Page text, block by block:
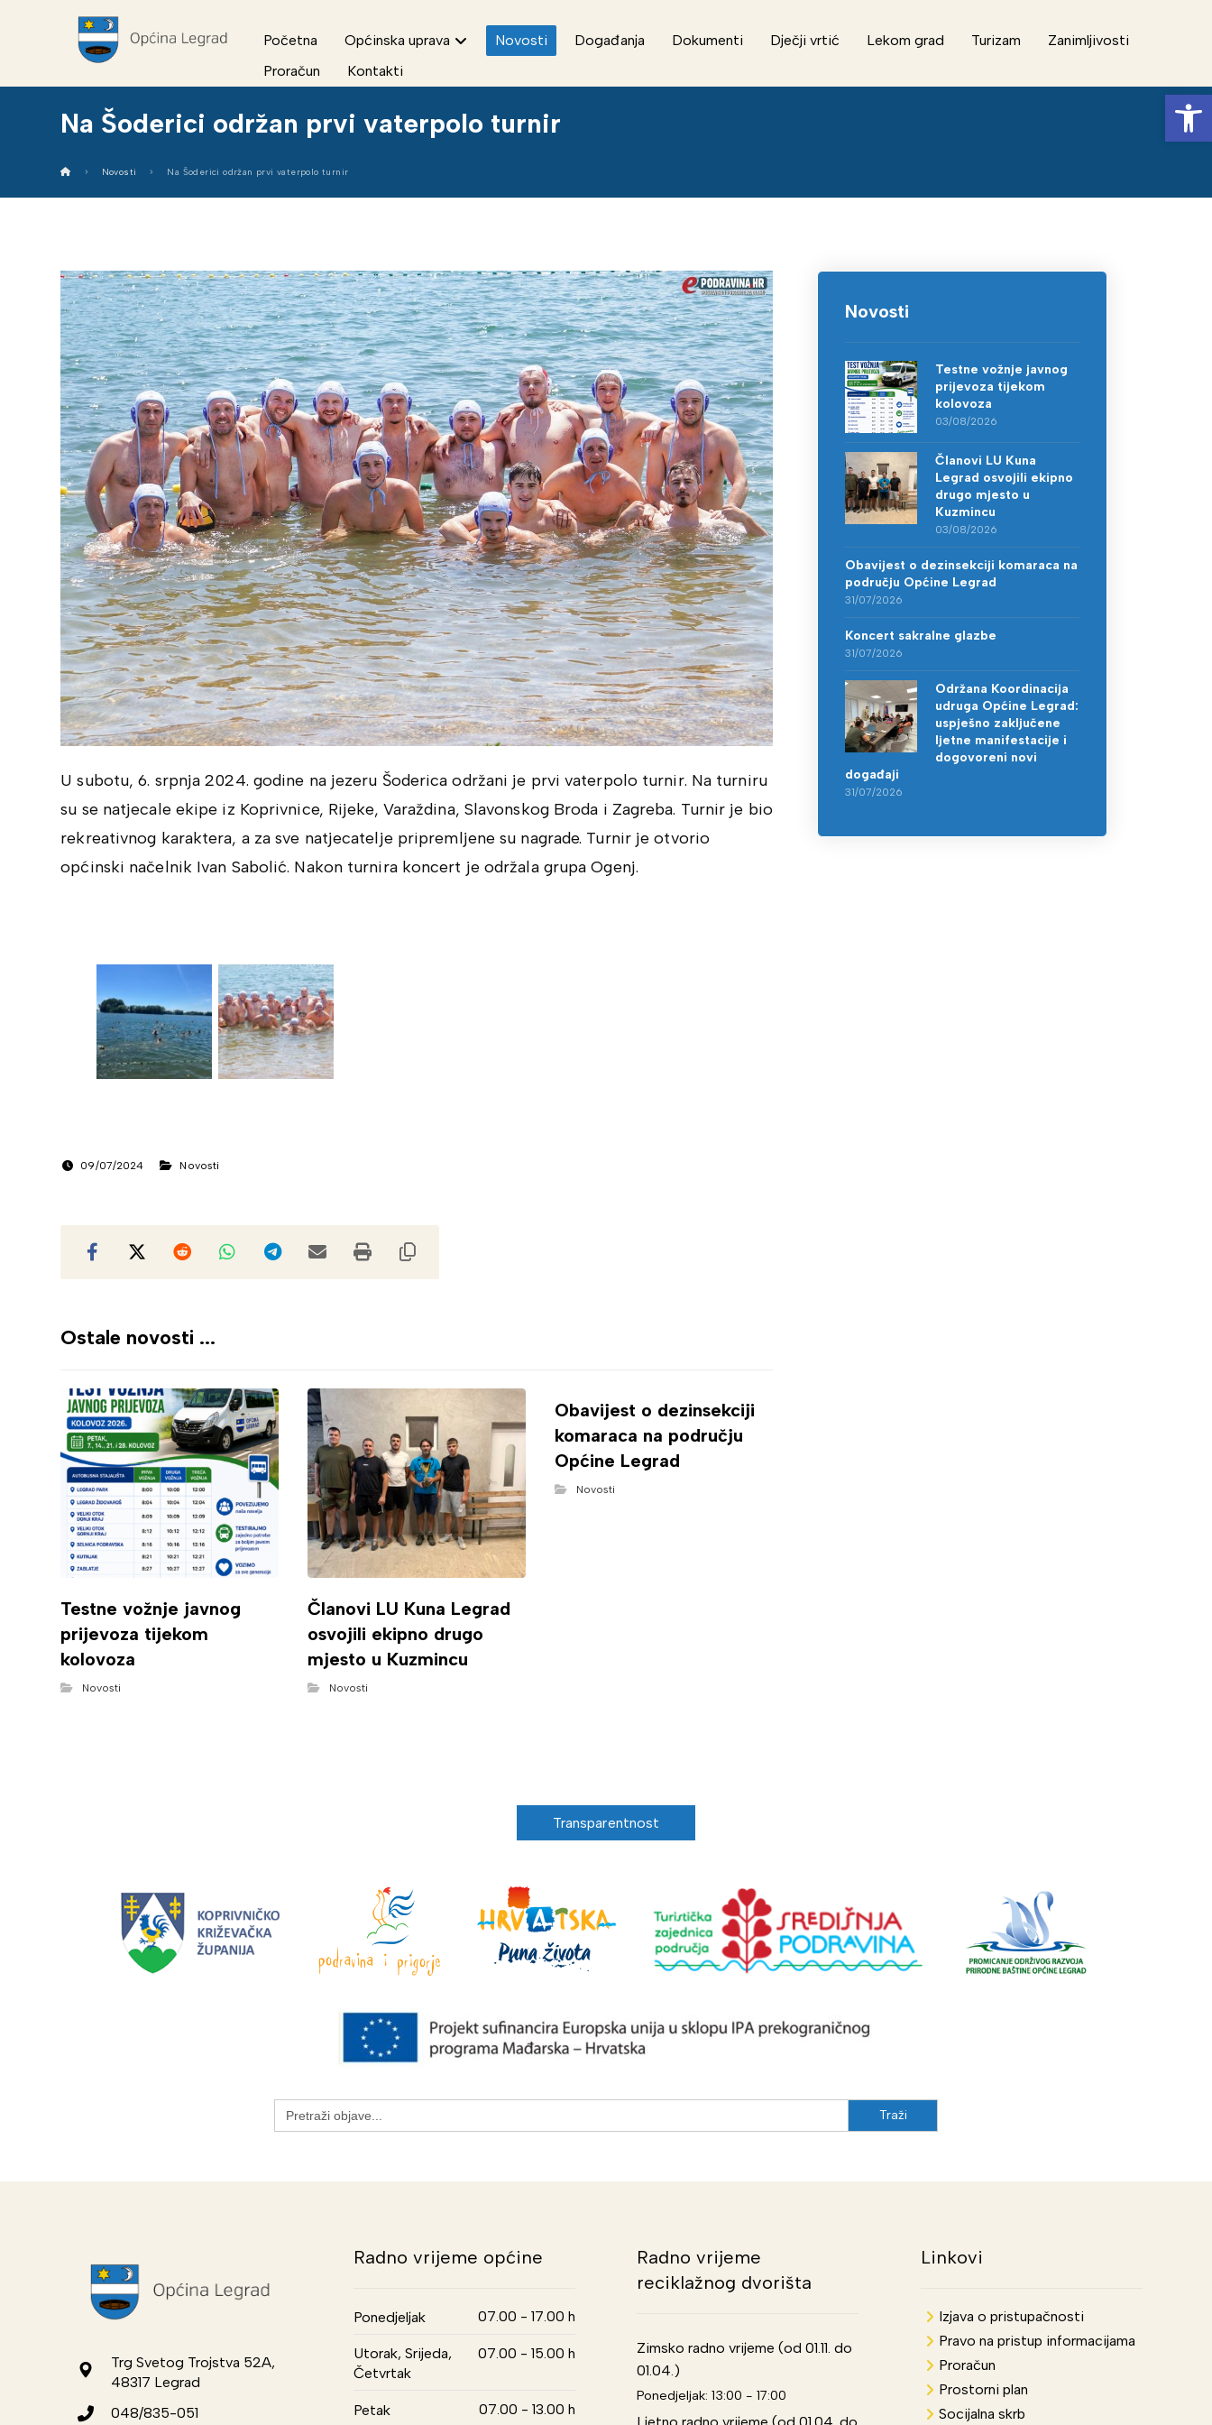
Početna Općinska uprava Novosti Događanja Dokumenti Dječji vrtić Lekom grad Turizam
Zanimljivosti
Proračun
Kontakti
Na Šoderici održan prvi vaterpolo turnir
Novosti Na Šoderici održan prvi vaterpolo turnir
U subotu, 6. srpnja 2024. godine na jezeru Šoderica održani je prvi vaterpolo turnir. Na turniru
su se natjecale ekipe iz Koprivnice, Rijeke, Varaždina, Slavonskog Broda i Zagreba. Turnir je bio
rekreativnog karaktera, a za sve natjecatelje pripremljene su nagrade. Turnir je otvorio
općinski načelnik Ivan Sabolić. Nakon turnira koncert je održala grupa Ogenj.
09/07/2024 Novosti
Ostale novosti ...
Testne vožnje javnog
prijevoza tijekom
kolovoza
Novosti
Članovi LU Kuna Legrad
osvojili ekipno drugo
mjesto u Kuzmincu
Novosti
Obavijest o dezinsekciji
komaraca na području
Općine Legrad
Novosti
Novosti
Testne vožnje javnog
prijevoza tijekom
kolovoza
03/08/2026
Članovi LU Kuna
Legrad osvojili ekipno
drugo mjesto u
Kuzmincu
03/08/2026
Obavijest o dezinsekciji komaraca na
području Općine Legrad
31/07/2026
Koncert sakralne glazbe
31/07/2026
Održana Koordinacija
udruga Općine Legrad:
uspješno zaključene
ljetne manifestacije i
dogovoreni novi
događaji
31/07/2026
Transparentnost
Search
for:
Trg Svetog Trojstva 52A,
48317 Legrad
048/835-051
Radno vrijeme općine
Ponedjeljak 07.00 - 17.00 h
Utorak, Srijeda,
Četvrtak
07.00 - 15.00 h
Petak 07.00 - 13.00 h
Radno vrijeme
reciklažnog dvorišta
Zimsko radno vrijeme (od 01.11. do
01.04.)
Ponedjeljak: 13:00 - 17:00
Linkovi
Izjava o pristupačnosti
Pravo na pristup informacijama
Proračun
Prostorni plan
Socijalna skrb